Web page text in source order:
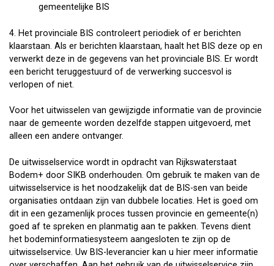
gemeentelijke BIS
4. Het provinciale BIS controleert periodiek of er berichten
klaarstaan. Als er berichten klaarstaan, haalt het BIS deze op en
verwerkt deze in de gegevens van het provinciale BIS. Er wordt
een bericht teruggestuurd of de verwerking succesvol is
verlopen of niet.
Voor het uitwisselen van gewijzigde informatie van de provincie
naar de gemeente worden dezelfde stappen uitgevoerd, met
alleen een andere ontvanger.
De uitwisselservice wordt in opdracht van Rijkswaterstaat
Bodem+ door SIKB onderhouden. Om gebruik te maken van de
uitwisselservice is het noodzakelijk dat de BIS-sen van beide
organisaties ontdaan zijn van dubbele locaties. Het is goed om
dit in een gezamenlijk proces tussen provincie en gemeente(n)
goed af te spreken en planmatig aan te pakken. Tevens dient
het bodeminformatiesysteem aangesloten te zijn op de
uitwisselservice. Uw BIS-leverancier kan u hier meer informatie